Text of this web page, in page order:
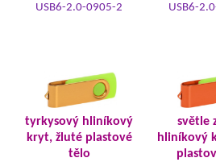
USB6-2.0-0905-2 USB6-
tyrkysový hliníkový
kryt, žluté plastové
tělo
světle
hliníkový